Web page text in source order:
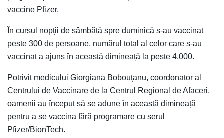
vaccine Pfizer.
În cursul nopţii de sâmbătă spre duminică s-au vaccinat
peste 300 de persoane, numărul total al celor care s-au
vaccinat a ajuns în această dimineață la peste 4.000.
Potrivit medicului Giorgiana Bobouţanu, coordonator al
Centrului de Vaccinare de la Centrul Regional de Afaceri,
oamenii au început să se adune în această dimineață
pentru a se vaccina fără programare cu serul
Pfizer/BionTech.